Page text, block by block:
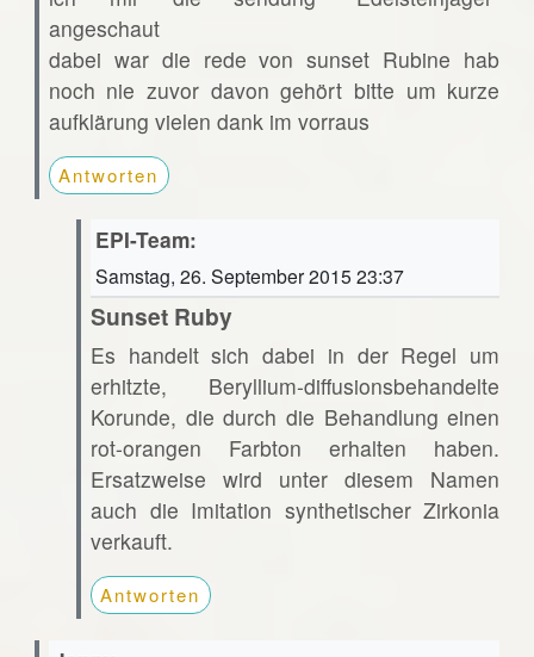
angeschaut
dabei war die rede von sunset Rubine hab
noch nie zuvor davon gehört bitte um kurze
aufklärung vielen dank im vorraus
Antworten
EPI-Team:
Samstag, 26. September 2015 23:37
Sunset Ruby
Es handelt sich dabei in der Regel um
erhitzte, Beryllium-diffusionsbehandelte
Korunde, die durch die Behandlung einen
rot-orangen Farbton erhalten haben.
Ersatzweise wird unter diesem Namen
auch die Imitation synthetischer Zirkonia
verkauft.
Antworten